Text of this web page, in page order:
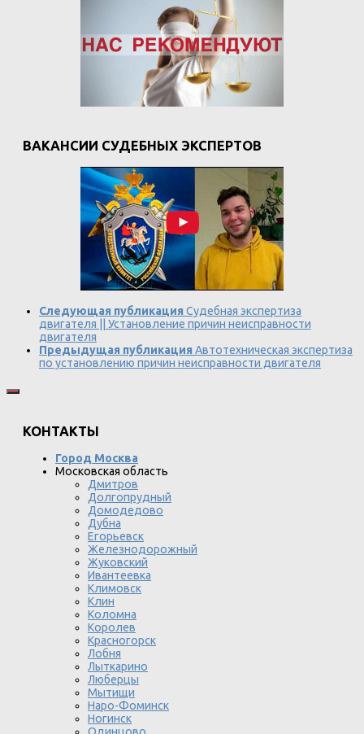
ВАКАНСИИ СУДЕБНЫХ ЭКСПЕРТОВ
Следующая публикация Судебная экспертиза
двигателя || Установление причин неисправности
двигателя
Предыдущая публикация Автотехническая экспертиза
по установлению причин неисправности двигателя
КОНТАКТЫ
Город Москва
Московская область
Дмитров
Долгопрудный
Домодедово
Дубна
Егорьевск
Железнодорожный
Жуковский
Ивантеевка
Климовск
Клин
Коломна
Королев
Красногорск
Лобня
Лыткарино
Люберцы
Мытищи
Наро-Фоминск
Ногинск